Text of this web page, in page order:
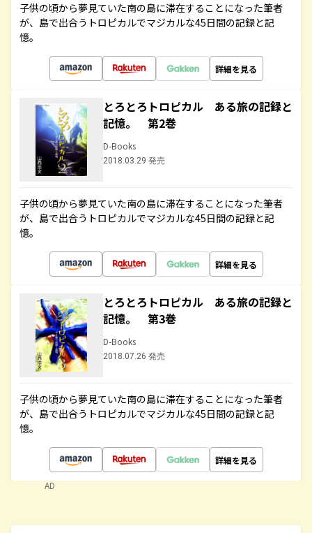
子供の頃から夢見ていた南の島に滞在することになった筆者
が、島で出合うトロピカルでマジカルな45日間の記録と記
憶。
詳細を見る
とろとろトロピカル ある旅の記録と
記憶。 第2巻
D-Books
2018.03.29 発売
子供の頃から夢見ていた南の島に滞在することになった筆者
が、島で出合うトロピカルでマジカルな45日間の記録と記
憶。
詳細を見る
とろとろトロピカル ある旅の記録と
記憶。 第3巻
D-Books
2018.07.26 発売
子供の頃から夢見ていた南の島に滞在することになった筆者
が、島で出合うトロピカルでマジカルな45日間の記録と記
憶。
詳細を見る
AD